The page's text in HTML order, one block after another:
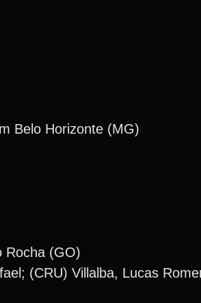
Belo Horizonte (MG)
Rocha (GO)
(CRU) Villalba, Lucas